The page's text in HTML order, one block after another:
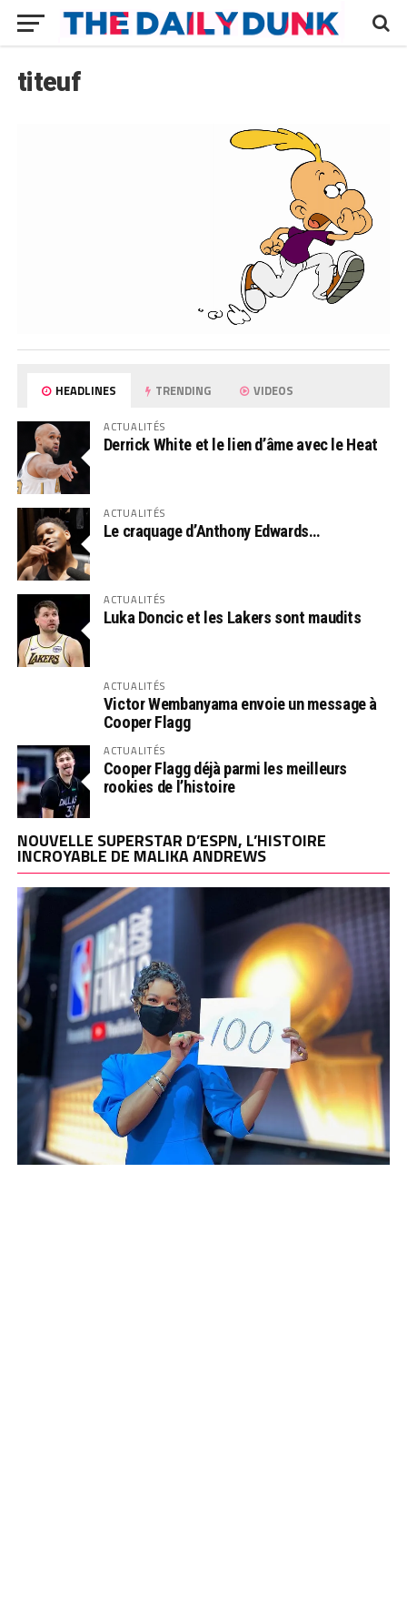
titeuf
HEADLINES TRENDING VIDEOS
ACTUALITÉS
Derrick White et le lien d’âme avec le Heat
ACTUALITÉS
Le craquage d’Anthony Edwards…
ACTUALITÉS
Luka Doncic et les Lakers sont maudits
ACTUALITÉS
Victor Wembanyama envoie un message à
Cooper Flagg
ACTUALITÉS
Cooper Flagg déjà parmi les meilleurs
rookies de l’histoire
NOUVELLE SUPERSTAR D’ESPN, L’HISTOIRE
INCROYABLE DE MALIKA ANDREWS